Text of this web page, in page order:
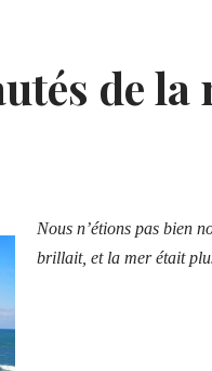
de la
Nous n’étions pas bien
brillait, et la mer était